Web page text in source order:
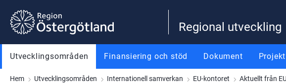
Gå till innehåll
Gå till meny
Gå till sidfot
Regional utveckling
Utvecklingsområden Finansiering och stöd Dokument Projekt
Hem Utvecklingsområden Internationell samverkan EU-kontoret Aktuellt från